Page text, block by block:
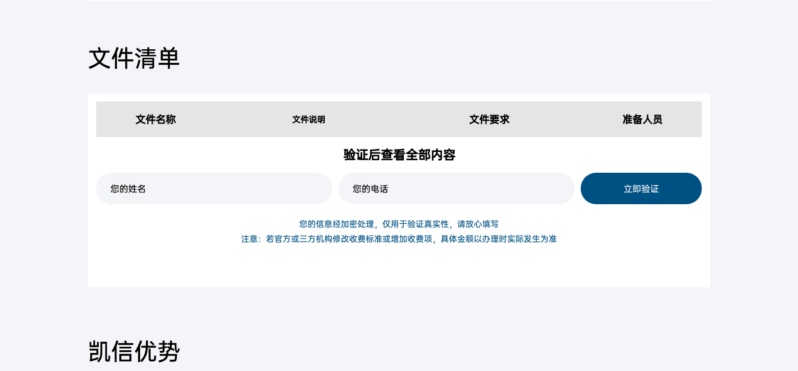
文件清单
文件名称 文件说明 文件要求 准备人员
验证后查看全部内容
立即验证
您的信息经加密处理，仅用于验证真实性，请放心填写
注意：若官方或三方机构修改收费标准或增加收费项，具体金额以办理时实际发生为准
凯信优势